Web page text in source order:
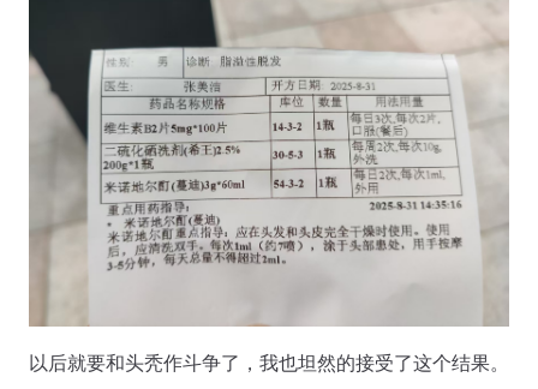
以后就要和头秃作斗争了，我也坦然的接受了这个结果。